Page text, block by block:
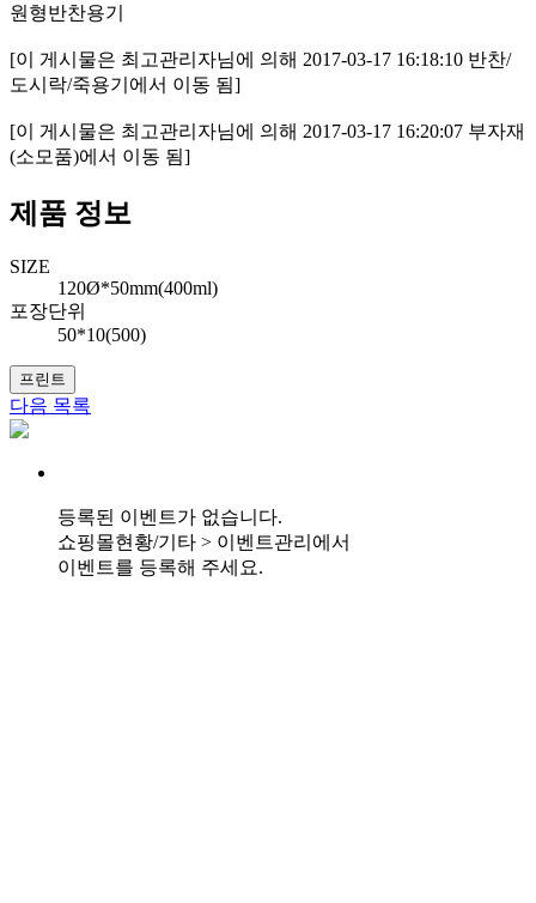
원형반찬용기
[이 게시물은 최고관리자님에 의해 2017-03-17 16:18:10 반찬/
도시락/죽용기에서 이동 됨]
[이 게시물은 최고관리자님에 의해 2017-03-17 16:20:07 부자재
(소모품)에서 이동 됨]
제품 정보
SIZE
120Ø*50mm(400ml)
포장단위
50*10(500)
프린트
다음 목록
등록된 이벤트가 없습니다.
쇼핑몰현황/기타 > 이벤트관리에서
이벤트를 등록해 주세요.